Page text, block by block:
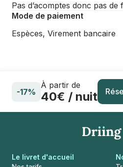
Pas d’acomptes donc pas
Mode de paiement
Espèces, Virement bancaire
-17%
À partir de
40€ / nuit
Le livret d'accueil